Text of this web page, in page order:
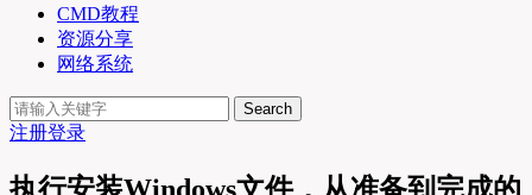
CMD教程
资源分享
网络系统
Search
注册登录
执行安装Windows文件，从准备到完成的